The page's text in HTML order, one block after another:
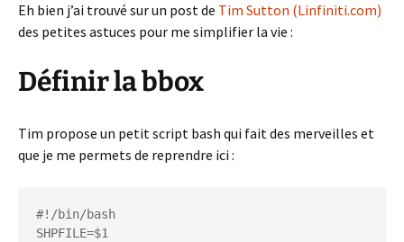
Eh bien j’ai trouvé sur un post de Tim Sutton (Linfiniti.com)
des petites astuces pour me simplifier la vie :
Définir la bbox
Tim propose un petit script bash qui fait des merveilles et
que je me permets de reprendre ici :
#!/bin/bash
SHPFILE=$1